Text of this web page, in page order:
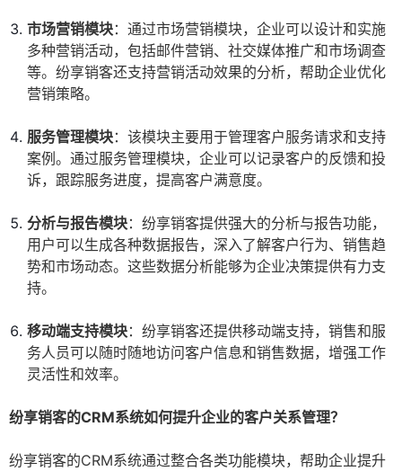
市场营销模块：通过市场营销模块，企业可以设计和实施
多种营销活动，包括邮件营销、社交媒体推广和市场调查
等。纷享销客还支持营销活动效果的分析，帮助企业优化
营销策略。
服务管理模块：该模块主要用于管理客户服务请求和支持
案例。通过服务管理模块，企业可以记录客户的反馈和投
诉，跟踪服务进度，提高客户满意度。
分析与报告模块：纷享销客提供强大的分析与报告功能，
用户可以生成各种数据报告，深入了解客户行为、销售趋
势和市场动态。这些数据分析能够为企业决策提供有力支
持。
移动端支持模块：纷享销客还提供移动端支持，销售和服
务人员可以随时随地访问客户信息和销售数据，增强工作
灵活性和效率。
纷享销客的CRM系统如何提升企业的客户关系管理？
纷享销客的CRM系统通过整合各类功能模块，帮助企业提升